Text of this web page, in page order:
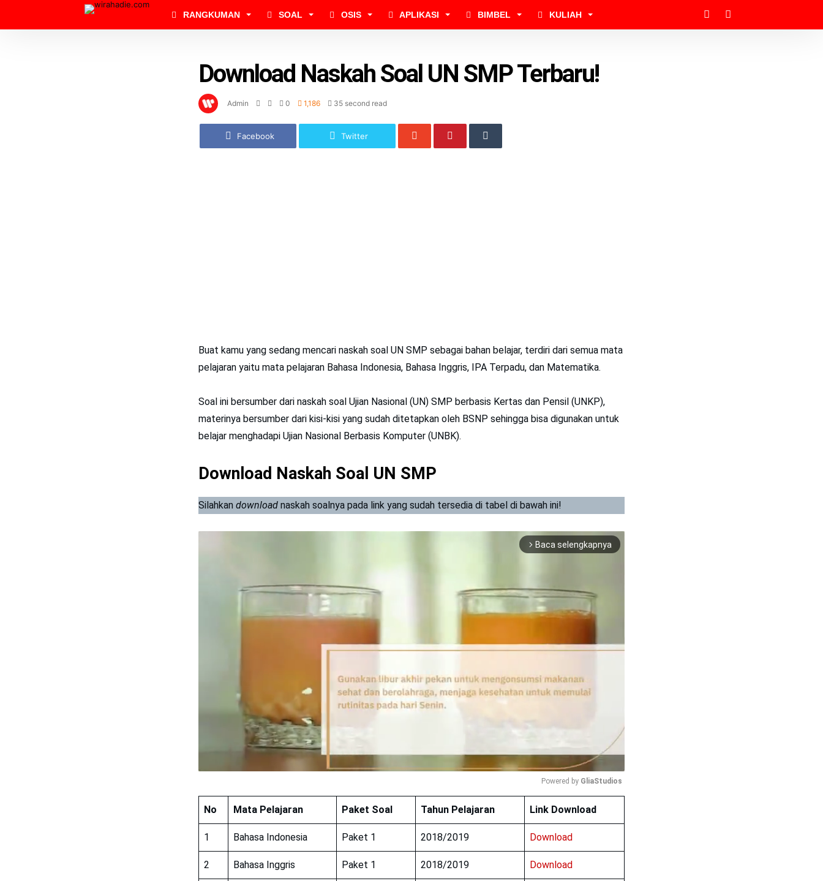
RANGKUMAN SOAL OSIS APLIKASI BIMBEL KULIAH
Download Naskah Soal UN SMP Terbaru!
Admin 0 1,186 35 second read
Facebook Twitter
Buat kamu yang sedang mencari naskah soal UN SMP sebagai bahan belajar, terdiri dari semua mata
pelajaran yaitu mata pelajaran Bahasa Indonesia, Bahasa Inggris, IPA Terpadu, dan Matematika.
Soal ini bersumber dari naskah soal Ujian Nasional (UN) SMP berbasis Kertas dan Pensil (UNKP),
materinya bersumber dari kisi-kisi yang sudah ditetapkan oleh BSNP sehingga bisa digunakan untuk
belajar menghadapi Ujian Nasional Berbasis Komputer (UNBK).
Download Naskah Soal UN SMP
Silahkan download naskah soalnya pada link yang sudah tersedia di tabel di bawah ini!
arrow_forward_ios Baca selengkapnya
Mute
Powered by GliaStudios
No Mata Pelajaran Paket Soal Tahun Pelajaran Link Download
1 Bahasa Indonesia Paket 1 2018/2019 Download
2 Bahasa Inggris Paket 1 2018/2019 Download